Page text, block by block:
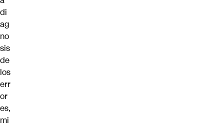
di
ag
no
sis
de
los
err
or
es,
mi